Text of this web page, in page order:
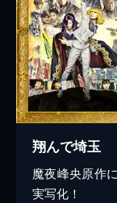
翔んで埼玉
魔夜峰央原作
実写化！